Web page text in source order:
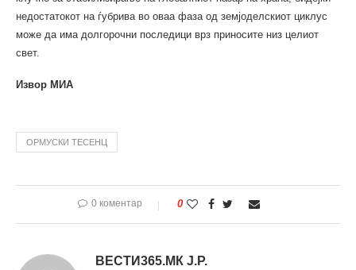
недостатокот на ѓубрива во оваа фаза од земјоделскиот циклус
може да има долгорочни последици врз приносите низ целиот
свет.
Извор МИА
ОРМУСКИ ТЕСЕНЦ
0 коментар 0
ВЕСТИ365.МК Ј.Р.